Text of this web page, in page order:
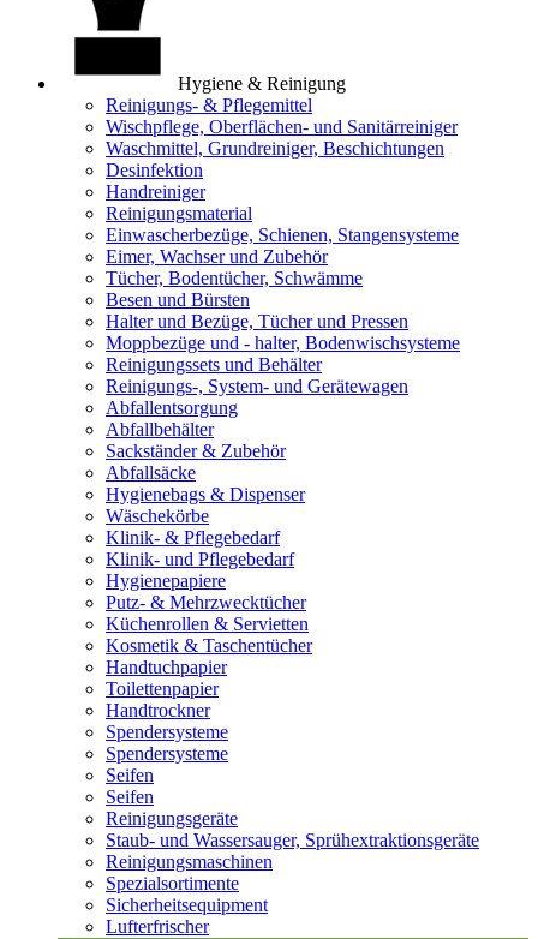
Hygiene & Reinigung
Reinigungs- & Pflegemittel
Wischpflege, Oberflächen- und Sanitärreiniger
Waschmittel, Grundreiniger, Beschichtungen
Desinfektion
Handreiniger
Reinigungsmaterial
Einwascherbezüge, Schienen, Stangensysteme
Eimer, Wachser und Zubehör
Tücher, Bodentücher, Schwämme
Besen und Bürsten
Halter und Bezüge, Tücher und Pressen
Moppbezüge und - halter, Bodenwischsysteme
Reinigungssets und Behälter
Reinigungs-, System- und Gerätewagen
Abfallentsorgung
Abfallbehälter
Sackständer & Zubehör
Abfallsäcke
Hygienebags & Dispenser
Wäschekörbe
Klinik- & Pflegebedarf
Klinik- und Pflegebedarf
Hygienepapiere
Putz- & Mehrzwecktücher
Küchenrollen & Servietten
Kosmetik & Taschentücher
Handtuchpapier
Toilettenpapier
Handtrockner
Spendersysteme
Spendersysteme
Seifen
Seifen
Reinigungsgeräte
Staub- und Wassersauger, Sprühextraktionsgeräte
Reinigungsmaschinen
Spezialsortimente
Sicherheitsequipment
Lufterfrischer